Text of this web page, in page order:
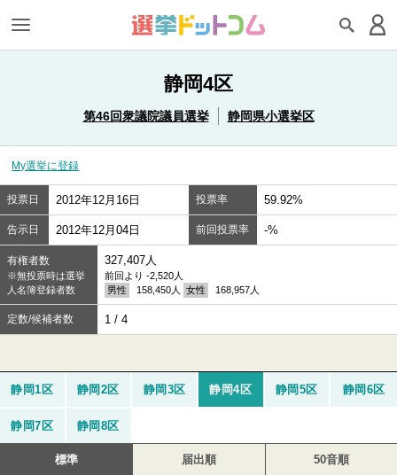
静岡4区
第46回衆議院議員選挙 静岡県小選挙区
My選挙に登録
投票日 2012年12月16日 投票率 59.92%
告示日 2012年12月04日 前回投票率 -%
有権者数
※無投票時は選挙
人名簿登録者数
327,407人
前回より -2,520人
男性
158,450人 女性 168,957人
定数/候補者数 1 / 4
静岡1区 静岡2区 静岡3区 静岡4区 静岡5区 静岡6区
静岡7区 静岡8区
標準 届出順 50音順